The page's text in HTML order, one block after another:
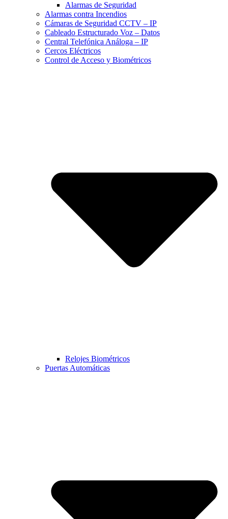
Alarmas de Seguridad
Alarmas contra Incendios
Cámaras de Seguridad CCTV – IP
Cableado Estructurado Voz – Datos
Central Telefónica Análoga – IP
Cercos Eléctricos
Control de Acceso y Biométricos
Relojes Biométricos
Puertas Automáticas